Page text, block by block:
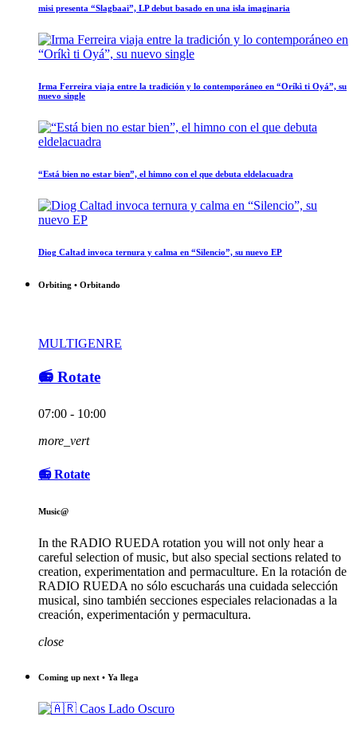
misi presenta “Slagbaai”, LP debut basado en una isla imaginaria
Irma Ferreira viaja entre la tradición y lo contemporáneo en “Oríkì ti Oyá”, su
nuevo single
“Está bien no estar bien”, el himno con el que debuta eldelacuadra
Diog Caltad invoca ternura y calma en “Silencio”, su nuevo EP
Orbiting • Orbitando
MULTIGENRE
📻 Rotate
07:00 - 10:00
more_vert
📻 Rotate
Music@
In the RADIO RUEDA rotation you will not only hear a
careful selection of music, but also special sections related to
creation, experimentation and permaculture. En la rotación de
RADIO RUEDA no sólo escucharás una cuidada selección
musical, sino también secciones especiales relacionadas a la
creación, experimentación y permacultura.
close
Coming up next • Ya llega